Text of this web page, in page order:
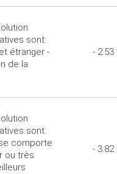
sont:
étranger -
de la
- 2.53
sont:
comporte
ou très
- 3.82